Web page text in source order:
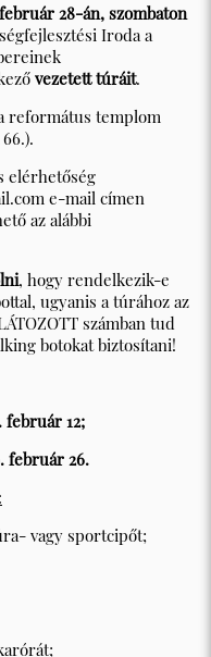
28-án, szombaton
Iroda a
vezetett túráit.
református templom
elérhetőség
e-mail címen
az alábbi
, hogy rendelkezik-e
ugyanis a túrához az
számban tud
botokat biztosítani!
február 12;
február 26.
vagy sportcipőt;